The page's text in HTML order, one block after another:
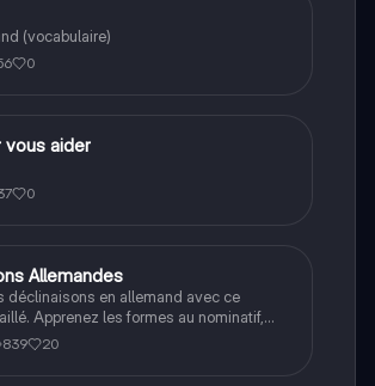
(vocabulaire)
0
vous aider
0
Allemandes
déclinaisons en allemand avec ce
Apprenez les formes au nominatif,
et génitif pour le masculin, féminin,
Idéal pour les étudiants en grammaire
839 20